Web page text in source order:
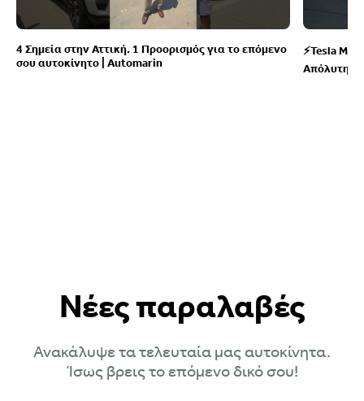
4 Σημεία στην Αττική. 1 Προορισμός για το επόμενο
σου αυτοκίνητο | Automarin
⚡Tesla
Απόλυτη
Νέες παραλαβές
Ανακάλυψε τα τελευταία μας αυτοκίνητα.
Ίσως βρεις το επόμενο δικό σου!